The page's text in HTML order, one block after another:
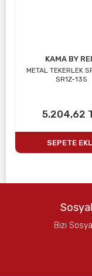
KAMA BY
METAL TEKERLEK
SR1Z-135
5.204,62
SEPETE
Bizi